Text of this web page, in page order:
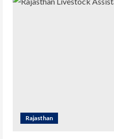
Rajasthan